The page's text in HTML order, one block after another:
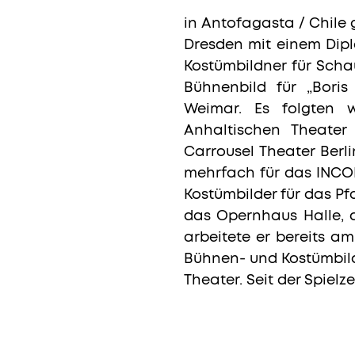
in Antofagasta / Chile
Dresden mit einem
Kostümbildner für
Bühnenbild für
Weimar. Es folgten
Anhaltischen
Carrousel Theater
mehrfach für das
Kostümbilder für das
das Opernhaus Halle,
arbeitete er bereits
Bühnen- und
Theater. Seit der